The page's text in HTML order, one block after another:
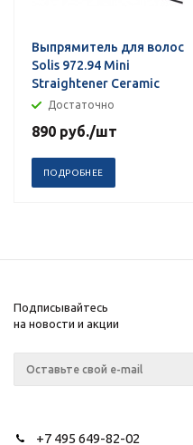
Выпрямитель для волос
Solis 972.94 Mini
Straightener Ceramic
Достаточно
890 руб./шт
ПОДРОБНЕЕ
Подписывайтесь
на новости и акции
+7 495 649-82-02